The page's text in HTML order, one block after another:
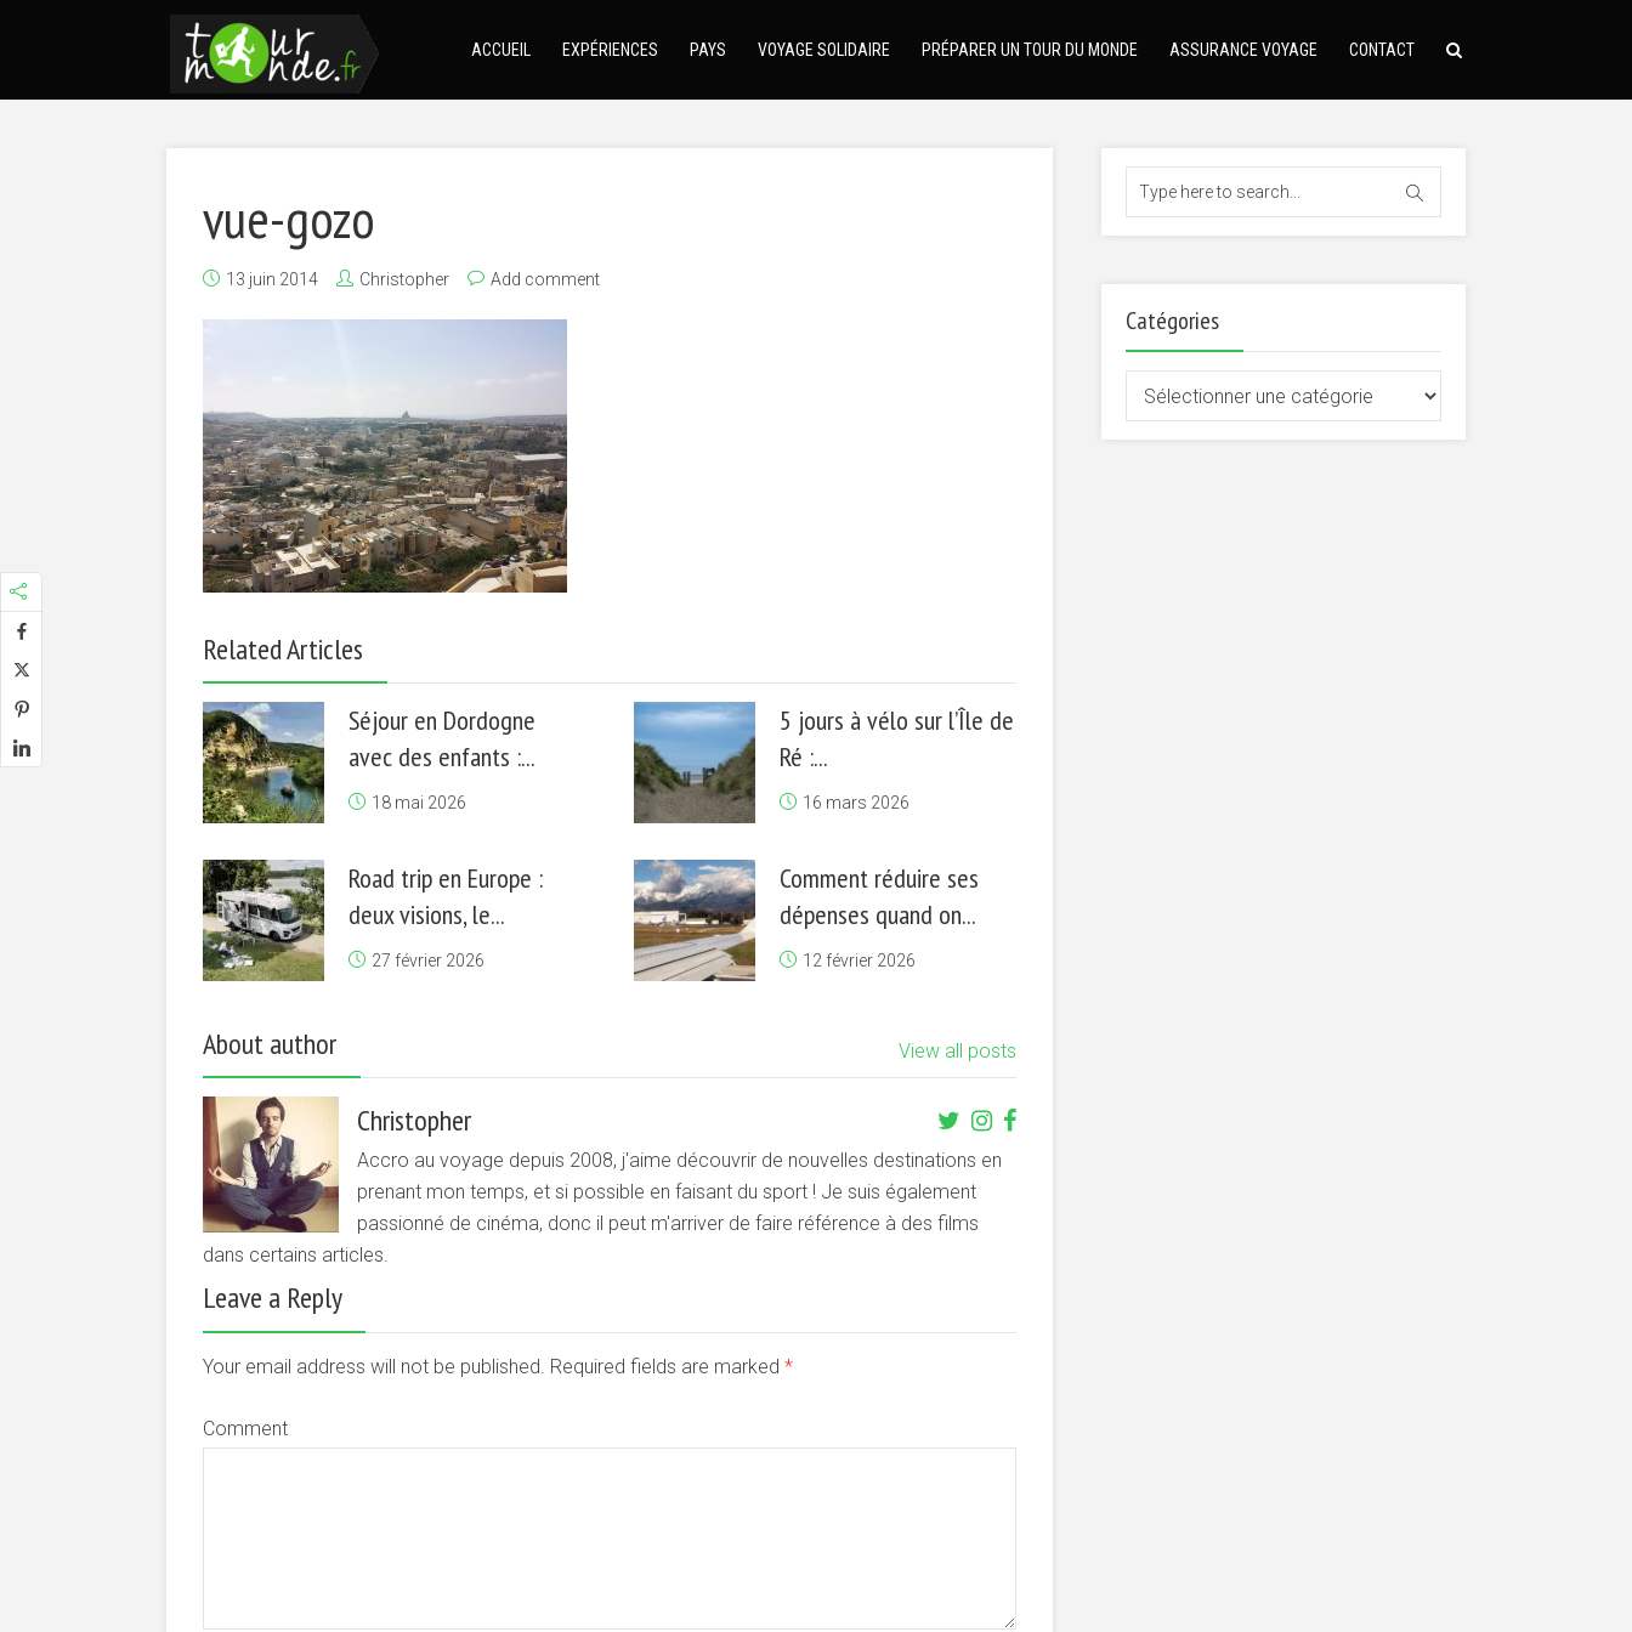
ACCUEIL EXPÉRIENCES PAYS VOYAGE SOLIDAIRE PRÉPARER UN TOUR DU MONDE ASSURANCE VOYAGE CONTACT
vue-gozo
13 juin 2014 Christopher Add comment
Related Articles
Séjour en Dordogne
avec des enfants :...
18 mai 2026
5 jours à vélo sur l’Île de
Ré :...
16 mars 2026
Road trip en Europe :
deux visions, le...
27 février 2026
Comment réduire ses
dépenses quand on...
12 février 2026
About author View all posts
Christopher
Accro au voyage depuis 2008, j'aime découvrir de nouvelles destinations en
prenant mon temps, et si possible en faisant du sport ! Je suis également
passionné de cinéma, donc il peut m'arriver de faire référence à des films
dans certains articles.
Leave a Reply
Your email address will not be published. Required fields are marked *
Comment
Catégories